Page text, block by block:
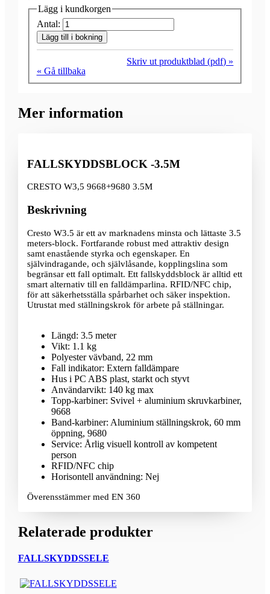
Lägg i kundkorgen
Antal:
Lägg till i bokning
Skriv ut produktblad (pdf) »
« Gå tillbaka
Mer information
FALLSKYDDSBLOCK -3.5M
CRESTO W3,5 9668+9680 3.5M
Beskrivning
Cresto W3.5 är ett av marknadens minsta och lättaste 3.5
meters-block. Fortfarande robust med attraktiv design
samt enastående styrka och egenskaper. En
självindragande, och självlåsande, kopplingslina som
begränsar ett fall optimalt. Ett fallskyddsblock är alltid ett
smart alternativ till en falldämparlina. RFID/NFC chip,
för att säkerhetsställa spårbarhet och säker inspektion.
Utrustat med ställningskrok för arbete på ställningar.
Längd: 3.5 meter
Vikt: 1.1 kg
Polyester vävband, 22 mm
Fall indikator: Extern falldämpare
Hus i PC ABS plast, starkt och styvt
Användarvikt: 140 kg max
Topp-karbiner: Svivel + aluminium skruvkarbiner,
9668
Band-karbiner: Aluminium ställningskrok, 60 mm
öppning, 9680
Service: Årlig visuell kontroll av kompetent
person
RFID/NFC chip
Horisontell användning: Nej
Överensstämmer med EN 360
Relaterade produkter
FALLSKYDDSSELE